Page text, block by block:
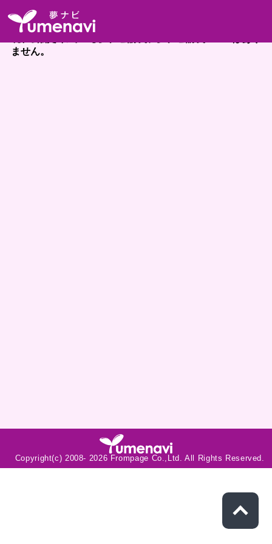
ません。
Copyright(c) 2008- 2026 Frompage Co.,Ltd. All Rights Reserved.